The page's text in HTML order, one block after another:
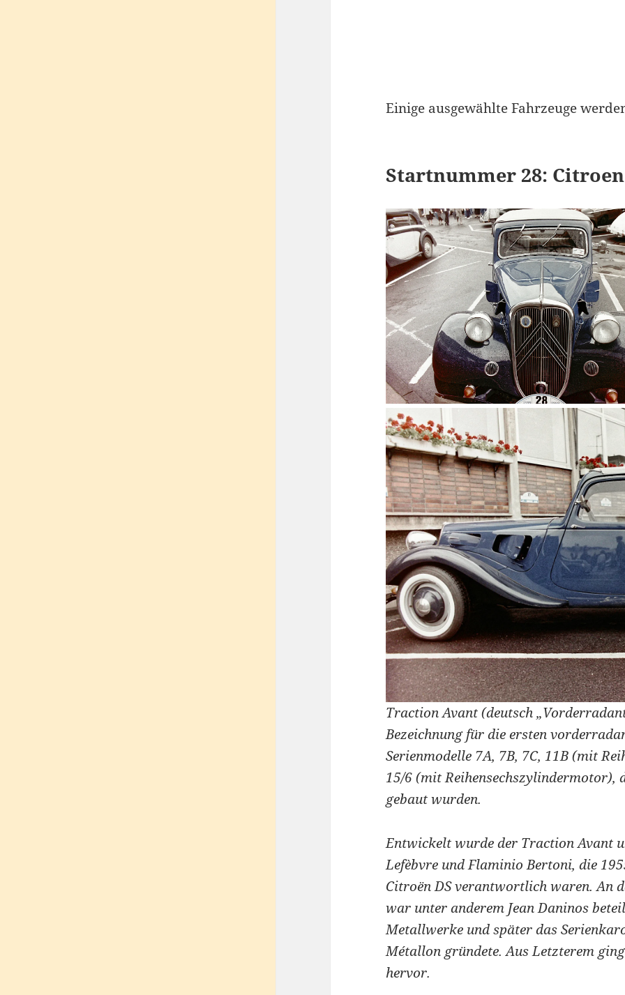
Einige ausgewählte Fahrzeuge
Startnummer 28: Citroen
Traction Avant (deutsch
Bezeichnung für die ersten
Serienmodelle 7A, 7B, 7C, 11B (mit
15/6 (mit Reihensechszylindermotor),
gebaut wurden.
Entwickelt wurde der Traction Avant
Lefèbvre und Flaminio Bertoni, die
Citroën DS verantwortlich waren. An
war unter anderem Jean Daninos
Metallwerke und später das
Métallon gründete. Aus Letzterem
hervor.